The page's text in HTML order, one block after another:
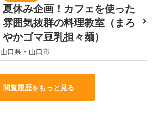
夏休み企画！カフェを使った
雰囲気抜群の料理教室（まろ
やかゴマ豆乳担々麺）
山口県・山口市
閲覧履歴をもっと見る